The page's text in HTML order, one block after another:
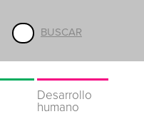
BUSCAR
Desarrollo
humano